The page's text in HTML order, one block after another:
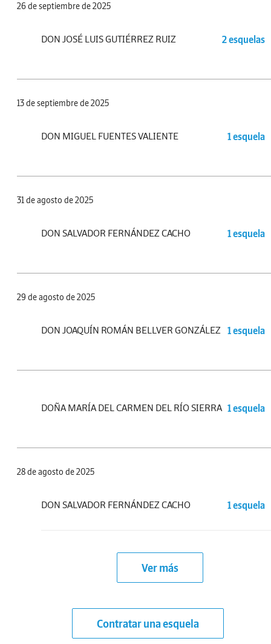
26 de septiembre de 2025
DON JOSÉ LUIS GUTIÉRREZ RUIZ 2 esquelas
13 de septiembre de 2025
DON MIGUEL FUENTES VALIENTE 1 esquela
31 de agosto de 2025
DON SALVADOR FERNÁNDEZ CACHO 1 esquela
29 de agosto de 2025
DON JOAQUÍN ROMÁN BELLVER GONZÁLEZ 1 esquela
DOÑA MARÍA DEL CARMEN DEL RÍO SIERRA 1 esquela
28 de agosto de 2025
DON SALVADOR FERNÁNDEZ CACHO 1 esquela
Ver más
Contratar una esquela